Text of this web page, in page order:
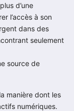
d’une
l’accès à son
dans des
seulement
source de
manière dont les
numériques.